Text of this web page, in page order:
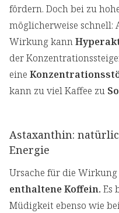
fördern. Doch bei zu
möglicherweise schnell:
Wirkung kann
der
eine
kann zu viel Kaffee zu
Astaxanthin:
Energie
Ursache für die
enthaltene Koffein. Es
Müdigkeit ebenso wie